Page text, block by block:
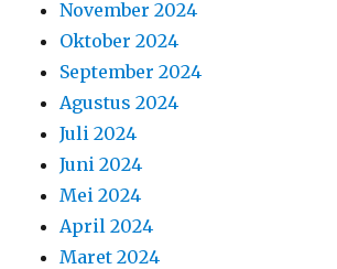
November 2024
Oktober 2024
September 2024
Agustus 2024
Juli 2024
Juni 2024
Mei 2024
April 2024
Maret 2024